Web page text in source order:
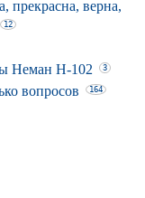
верна,
12
Неман Н-102 3
вопросов 164